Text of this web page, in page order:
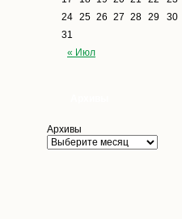
« Июл
24 25 26 27 28 29
30
31
Архивы